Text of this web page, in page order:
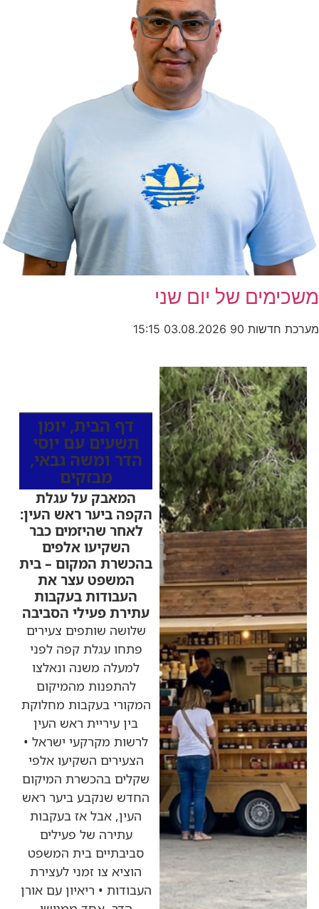
משכימים של יום שני
מערכת חדשות 90 03.08.2026
15:15
דף הבית, יומן
תשעים עם יוסי
הדר ומשה גבאי,
מבזקים
המאבק על עגלת
הקפה ביער ראש העין:
לאחר שהיזמים כבר
השקיעו אלפים
בהכשרת המקום – בית
המשפט עצר את
העבודות בעקבות
עתירת פעילי הסביבה
שלושה שותפים צעירים
פתחו עגלת קפה לפני
למעלה משנה ונאלצו
להתפנות מהמיקום
המקורי בעקבות מחלוקת
בין עיריית ראש העין
לרשות מקרקעי ישראל •
הצעירים השקיעו אלפי
שקלים בהכשרת המיקום
החדש שנקבע ביער ראש
העין, אבל אז בעקבות
עתירה של פעילים
סביבתיים בית המשפט
הוציא צו זמני לעצירת
העבודות • ריאיון עם אורן